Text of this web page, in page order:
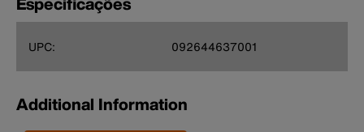
UPC: 092644637001
Additional Information